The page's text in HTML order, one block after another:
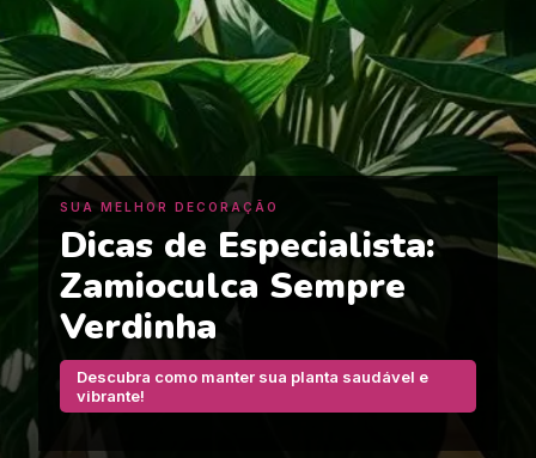
SUA MELHOR DECORAÇÃO
Dicas de Especialista:
Zamioculca Sempre
Verdinha
Descubra como manter sua planta saudável e
vibrante!